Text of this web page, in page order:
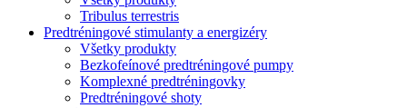
Tribulus terrestris
Predtréningové stimulanty a energizéry
Všetky produkty
Bezkofeínové predtréningové pumpy
Komplexné predtréningovky
Predtréningové shoty